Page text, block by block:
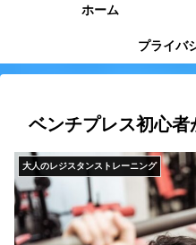
ホーム
プライバ
ベンチプレス初心者
大人のレジスタンストレーニング